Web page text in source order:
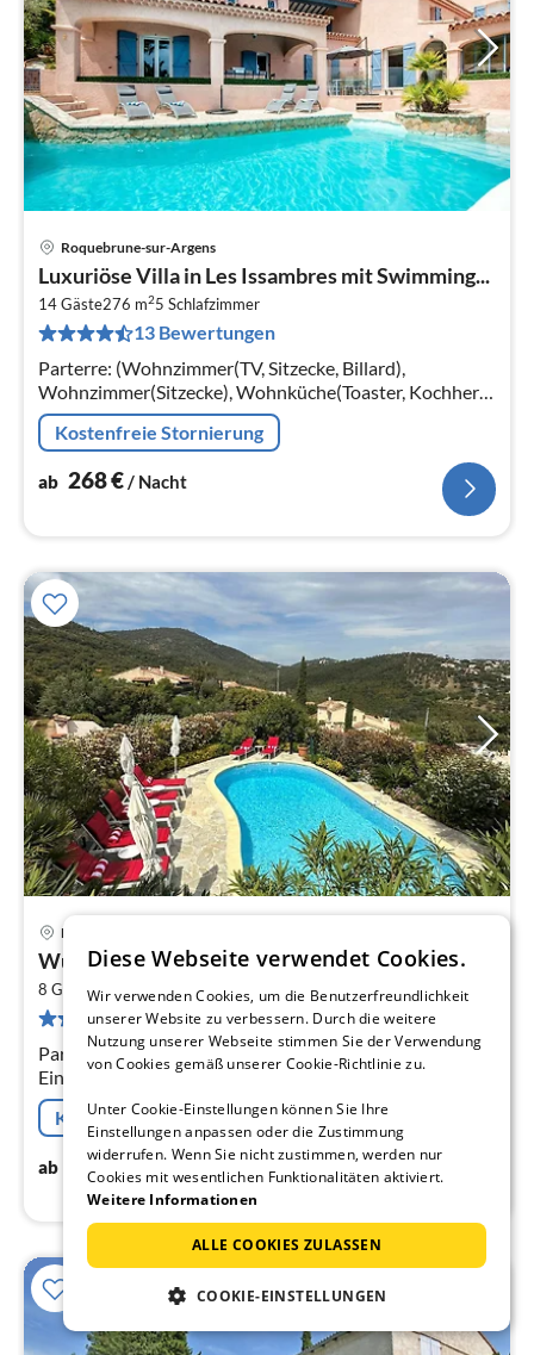
Roquebrune-sur-Argens
Luxuriöse Villa in Les Issambres mit Swimming...
14 Gäste276 m25 Schlafzimmer
13 Bewertungen
Parterre: (Wohnzimmer(TV, Sitzecke, Billard),
Wohnzimmer(Sitzecke), Wohnküche(Toaster, Kochherd,
Kaffeemaschine, Kombi-Mikrowelle, Spülmaschine,
Kühlschrank, Tiefkühlschrank, Klima...
Kostenfreie Stornierung
ab 268€ / Nacht
Les Issambres
Wunderschöne Villa mit Pool in Les Issambres
8 Gäste175 m Schlafzimmer
35 Bewertungen
Parterre: (Schlafzimmer(von außen erreichbar)(2x
Einzelbett, Doppelschlafcouch), Badezimmer(Dusche,
Waschbecken, Toilette)) In der 1.
Kostenfreie Stornierung
ab 165€/ Nacht
Diese Webseite verwendet Cookies.
Wir verwenden Cookies, um die Benutzerfreundlichkeit
unserer Website zu verbessern. Durch die weitere
Nutzung unserer Webseite stimmen Sie der Verwendung
von Cookies gemäß unserer Cookie-Richtlinie zu.
Unter Cookie-Einstellungen können Sie Ihre
Einstellungen anpassen oder die Zustimmung
widerrufen. Wenn Sie nicht zustimmen, werden nur
Cookies mit wesentlichen Funktionalitäten aktiviert.
Weitere Informationen
ALLE COOKIES ZULASSEN
COOKIE-EINSTELLUNGEN